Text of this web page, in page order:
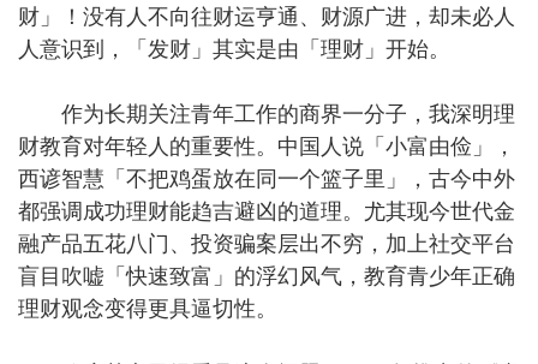
财」！没有人不向往财运亨通、财源广进，却未必人
人意识到，「发财」其实是由「理财」开始。
作为长期关注青年工作的商界一分子，我深明理
财教育对年轻人的重要性。中国人说「小富由俭」，
西谚智慧「不把鸡蛋放在同一个篮子里」，古今中外
都强调成功理财能趋吉避凶的道理。尤其现今世代金
融产品五花八门、投资骗案层出不穷，加上社交平台
盲目吹嘘「快速致富」的浮幻风气，教育青少年正确
理财观念变得更具逼切性。